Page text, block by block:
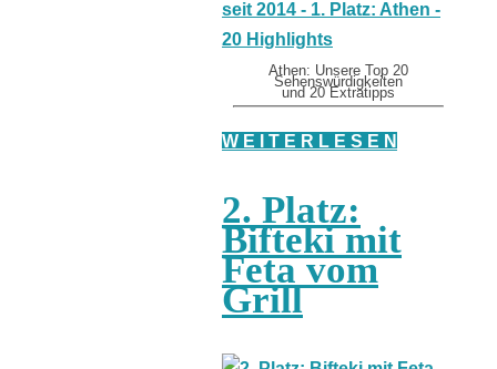
Athen: Unsere Top 20
Sehenswürdigkeiten
und 20 Extratipps
W E I T E R L E S E N
2. Platz:
Bifteki mit
Feta vom
Grill